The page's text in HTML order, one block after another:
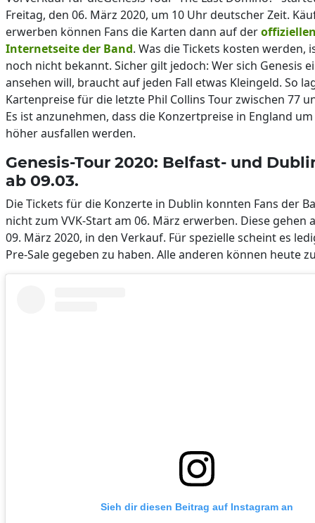
Freitag, den 06. März 2020, um 10 Uhr deutscher Zeit.
erwerben können Fans die Karten dann auf der
Internetseite der Band. Was die Tickets kosten werden,
noch nicht bekannt. Sicher gilt jedoch: Wer sich Genesis
ansehen will, braucht auf jeden Fall etwas Kleingeld. So
Kartenpreise für die letzte Phil Collins Tour zwischen 77
Es ist anzunehmen, dass die Konzertpreise in England
höher ausfallen werden.
Genesis-Tour 2020: Belfast- und
ab 09.03.
Die Tickets für die Konzerte in Dublin konnten Fans der
nicht zum VVK-Start am 06. März erwerben. Diese gehen
09. März 2020, in den Verkauf. Für spezielle scheint es
Pre-Sale gegeben zu haben. Alle anderen können heute
Sieh dir diesen Beitrag auf Instagram an